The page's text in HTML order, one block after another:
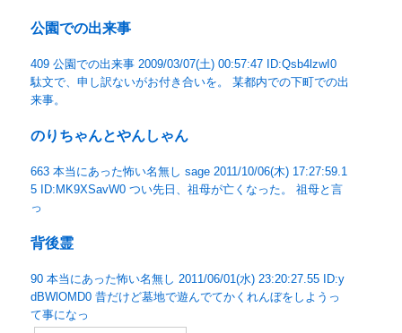
公園での出来事
409 公園での出来事 2009/03/07(土) 00:57:47 ID:Qsb4lzwI0
駄文で、申し訳ないがお付き合いを。 某都内での下町での出
来事。
のりちゃんとやんしゃん
663 本当にあった怖い名無し sage 2011/10/06(木) 17:27:59.1
5 ID:MK9XSavW0 つい先日、祖母が亡くなった。 祖母と言
っ
背後霊
90 本当にあった怖い名無し 2011/06/01(水) 23:20:27.55 ID:y
dBWlOMD0 昔だけど墓地で遊んでてかくれんぼをしようっ
て事になっ